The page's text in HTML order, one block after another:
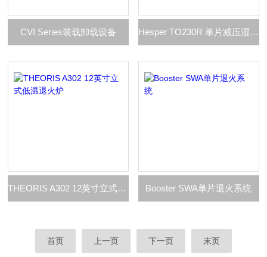
CVI Series装载卸载设备 Hesper TO230R 单片减压湿法氧化扩散系统
THEORIS A302 12英寸立式低温退火炉 Booster SWA单片退火系统
首页 上一页 下一页 末页